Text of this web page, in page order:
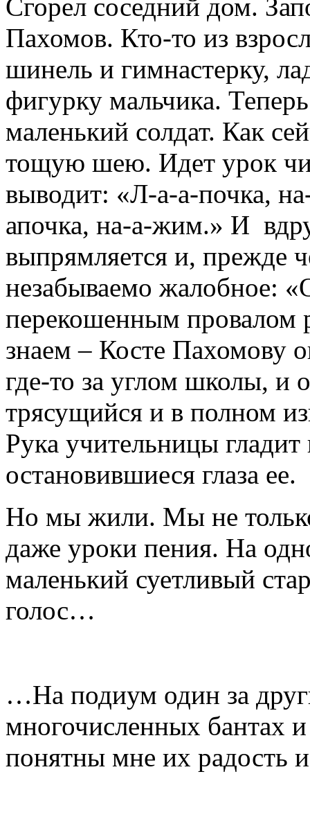
Сгорел соседний дом.
Пахомов. Кто-то из
шинель и гимнастерку,
фигурку мальчика.
маленький солдат. Как
тощую шею. Идет урок
выводит: «Л-а-а-почка,
апочка, на-а-жим.» И
выпрямляется и, прежде
незабываемо жалобное:
перекошенным провалом
знаем – Косте Пахомову
где-то за углом школы, и
трясущийся и в полном
Рука учительницы
остановившиеся глаза ее.
Но мы жили. Мы не
даже уроки пения. На
маленький суетливый
голос…
…На подиум один за
многочисленных бантах
понятны мне их радость